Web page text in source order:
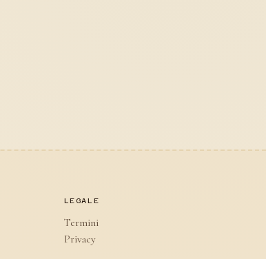
LEGALE
Termini
Privacy